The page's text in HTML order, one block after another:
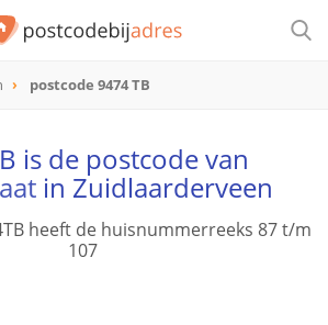
postcode 9474 TB
is de postcode van
in Zuidlaarderveen
heeft de huisnummerreeks 87 t/m
107